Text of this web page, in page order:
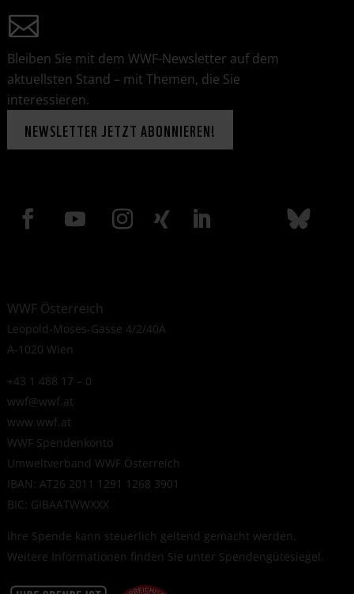
Bleiben Sie mit dem WWF-Newsletter auf dem
aktuellsten Stand – mit Themen, die Sie
interessieren.
NEWSLETTER JETZT ABONNIEREN!
WWF Österreich
Leopold-Moses-Gasse 4/2/40A
A-1020 Wien
+43 1 488 17 – 0
wwf@wwf.at
www.wwf.at
WWF Spendenkonto
Umweltverband WWF Österreich
IBAN: AT26 2011 1291 1268 3901
BIC: GIBAATWWXXX
Ihre Spende kann steuerlich geltend gemacht werden.
Weitere Informationen finden Sie unter Spendengütesiegel.